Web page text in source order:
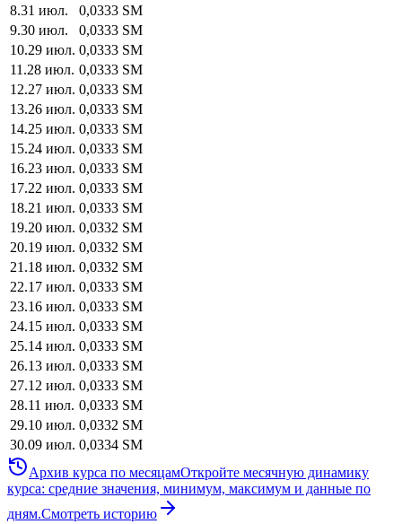
8.31 июл. 0,0333 SM
9.30 июл. 0,0333 SM
10.29 июл. 0,0333 SM
11 .28 июл. 0,0333 SM
12.27 июл. 0,0333 SM
13.26 июл. 0,0333 SM
14.25 июл. 0,0333 SM
15.24 июл. 0,0333 SM
16.23 июл. 0,0333 SM
17.22 июл. 0,0333 SM
18.21 июл. 0,0333 SM
19.20 июл. 0,0332 SM
20.19 июл. 0,0332 SM
21 .18 июл. 0,0332 SM
22.17 июл. 0,0333 SM
23.16 июл. 0,0333 SM
24.15 июл. 0,0333 SM
25.14 июл. 0,0333 SM
26.13 июл. 0,0333 SM
27.12 июл. 0,0333 SM
28.11 июл. 0,0333 SM
29.10 июл. 0,0332 SM
30.09 июл. 0,0334 SM
Архив курса по месяцамОткройте месячную динамику
курса: средние значения, минимум, максимум и данные по
дням.Смотреть историю